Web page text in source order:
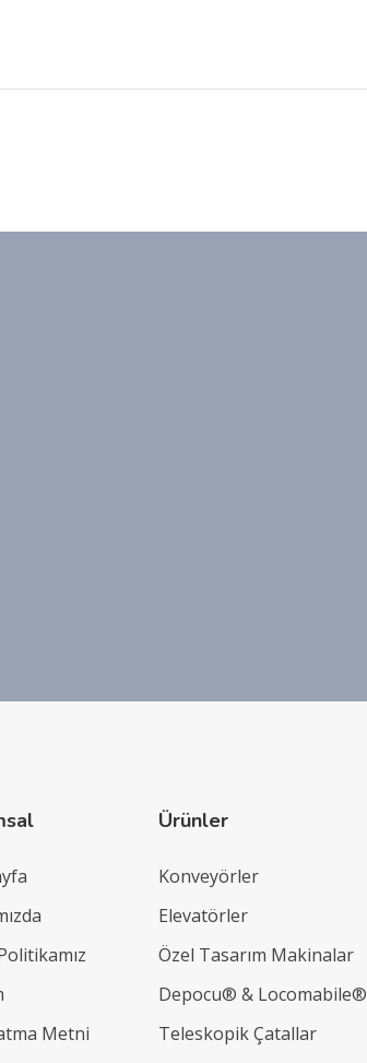
Metni
Ürünler
Konveyörler
Elevatörler
Özel Tasarım Makinalar
Depocu® & Locomabile®
Teleskopik Çatallar